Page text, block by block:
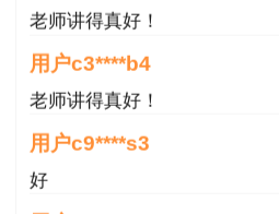
老师讲得真好！
用户c3****b4
老师讲得真好！
用户c9****s3
好